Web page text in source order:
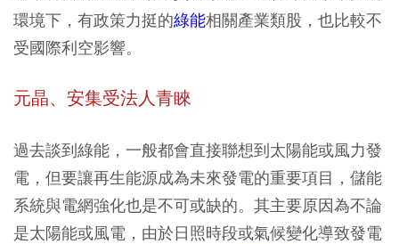
環境下，有政策力挺的綠能相關產業類股，也比較不
受國際利空影響。
元晶、安集受法人青睞
過去談到綠能，一般都會直接聯想到太陽能或風力發
電，但要讓再生能源成為未來發電的重要項目，儲能
系統與電網強化也是不可或缺的。其主要原因為不論
是太陽能或風電，由於日照時段或氣候變化導致發電